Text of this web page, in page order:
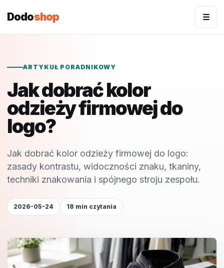
Dodoshop ☰
ARTYKUŁ PORADNIKOWY
Jak dobrać kolor
odzieży firmowej do
logo?
Jak dobrać kolor odzieży firmowej do logo:
zasady kontrastu, widoczności znaku, tkaniny,
techniki znakowania i spójnego stroju zespołu.
2026-05-24 18 min czytania